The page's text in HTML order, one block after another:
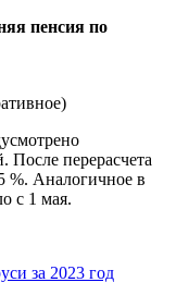
перерасчета
%. Аналогичное в
с 1 мая.
за 2023 год